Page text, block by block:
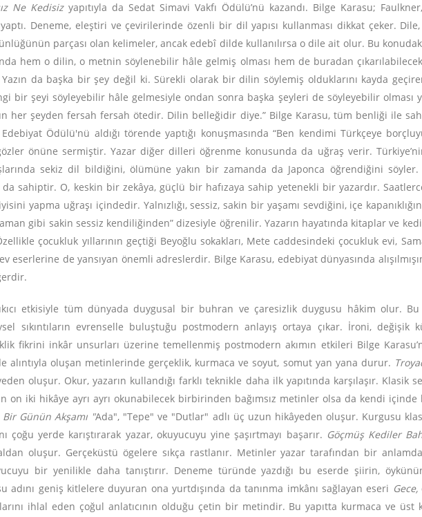
Ne Kedisizyapıtıyla da Sedat Simavi Vakfı Ödülü’nü kazandı. Bilge Karasu;
Deneme, eleştiri ve çevirilerinde özenli bir dil yapısı kullanması dikkat çeker.
parçası olan kelimeler, ancak edebî dilde kullanılırsa o dile ait olur. Bu
hem o dilin, o metnin söylenebilir hâle gelmiş olması hem de buradan
da başka bir şey değil ki. Sürekli olarak bir dilin söylemiş olduklarını kayda
bir şeyi söyleyebilir hâle gelmesiyle ondan sonra başka şeyleri de söyleyebilir olması
her şeyden fersah fersah ötedir. Dilin belleğidir diye.” Bilge Karasu, tüm benliği ile
Ödülü'nü aldığı törende yaptığı konuşmasında “Ben kendimi Türkçeye
önüne sermiştir. Yazar diğer dilleri öğrenme konusunda da uğraş verir.
sekiz dil bildiğini, ölümüne yakın bir zamanda da Japonca öğrendiğini
sahiptir. O, keskin bir zekâya, güçlü bir hafızaya sahip yetenekli bir yazardır.
yapma uğraşı içindedir. Yalnızlığı, sessiz, sakin bir yaşamı sevdiğini, içe
gibi sakin sessiz kendiliğinden” dizesiyle öğrenilir. Yazarın hayatında kitaplar ve
çocukluk yıllarının geçtiği Beyoğlu sokakları, Mete caddesindeki çocukluk evi,
eserlerine de yansıyan önemli adreslerdir. Bilge Karasu, edebiyat dünyasında
etkisiyle tüm dünyada duygusal bir buhran ve çaresizlik duygusu hâkim olur.
sıkıntıların evrenselle buluştuğu postmodern anlayış ortaya çıkar. İroni, değişik
fikrini inkâr unsurları üzerine temellenmiş postmodern akımın etkileri Bilge
alıntıyla oluşan metinlerinde gerçeklik, kurmaca ve soyut, somut yan yana durur.
oluşur. Okur, yazarın kullandığı farklı teknikle daha ilk yapıtında karşılaşır. Klasik
on iki hikâye ayrı ayrı okunabilecek birbirinden bağımsız metinler olsa da kendi
Günün Akşamı "Ada", "Tepe" ve "Dutlar" adlı üç uzun hikâyeden oluşur. Kurgusu
çoğu yerde karıştırarak yazar, okuyucuyu yine şaşırtmayı başarır. Göçmüş Kediler
oluşur. Gerçeküstü ögelere sıkça rastlanır. Metinler yazar tarafından bir
bir yenilikle daha tanıştırır. Deneme türünde yazdığı bu eserde şiirin,
adını geniş kitlelere duyuran ona yurtdışında da tanınma imkânı sağlayan eseri Gece,
ihlal eden çoğul anlatıcının olduğu çetin bir metindir. Bu yapıtta kurmaca ve